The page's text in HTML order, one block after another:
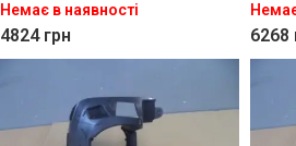
Немає в наявності
4824 грн 6268